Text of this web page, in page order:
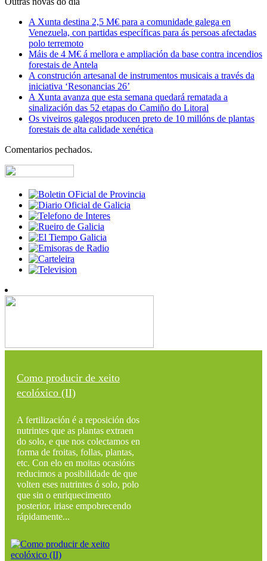
A Xunta destina 2,5 M€ para a comunidade galega en
Venezuela, con partidas específicas para ás persoas afectadas
polo terremoto
Máis de 4 M€ á mellora e ampliación da base contra incendios
forestais de Antela
A construción artesanal de instrumentos musicais a través da
iniciativa ‘Resonancias 26’
A Xunta avanza que esta semana quedará rematada a
sinalización das 52 etapas do Camiño do Litoral
Os viveiros galegos producen preto de 10 millóns de plantas
forestais de alta calidade xenética
Comentarios pechados.
Como producir de xeito
ecolóxico (II)
A fertilización é a reposición dos
nutrintes que as plantas extraen
do solo, e que nos colectamos en
forma de froitas, follas, plantas,
etc. Con elo en moitas ocasións
reducimos a posibilidade de que
volten eses nutrintes ó solo, polo
que sin o enriquecimento
posterior, iriase empobrecendo
rápidamente...